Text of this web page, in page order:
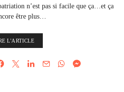
n’est pas si facile que ça…et ça
être plus…
L'ARTICLE